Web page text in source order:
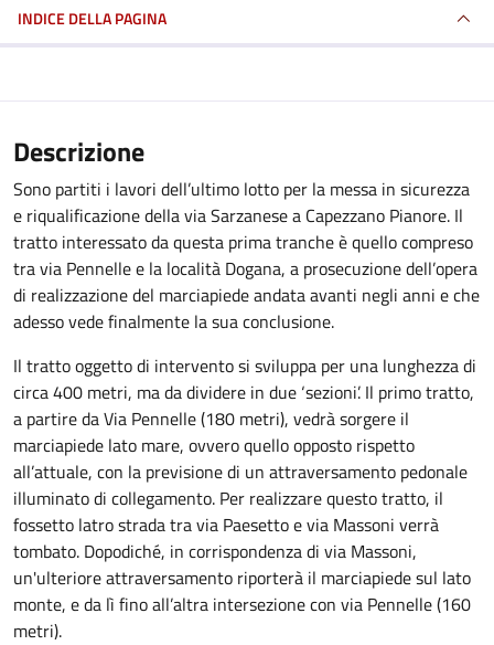
INDICE DELLA PAGINA
Descrizione
Sono partiti i lavori dell’ultimo lotto per la messa in sicurezza
e riqualificazione della via Sarzanese a Capezzano Pianore. Il
tratto interessato da questa prima tranche è quello compreso
tra via Pennelle e la località Dogana, a prosecuzione dell’opera
di realizzazione del marciapiede andata avanti negli anni e che
adesso vede finalmente la sua conclusione.
Il tratto oggetto di intervento si sviluppa per una lunghezza di
circa 400 metri, ma da dividere in due ‘sezioni’. Il primo tratto,
a partire da Via Pennelle (180 metri), vedrà sorgere il
marciapiede lato mare, ovvero quello opposto rispetto
all’attuale, con la previsione di un attraversamento pedonale
illuminato di collegamento. Per realizzare questo tratto, il
fossetto latro strada tra via Paesetto e via Massoni verrà
tombato. Dopodiché, in corrispondenza di via Massoni,
un'ulteriore attraversamento riporterà il marciapiede sul lato
monte, e da lì fino all’altra intersezione con via Pennelle (160
metri).